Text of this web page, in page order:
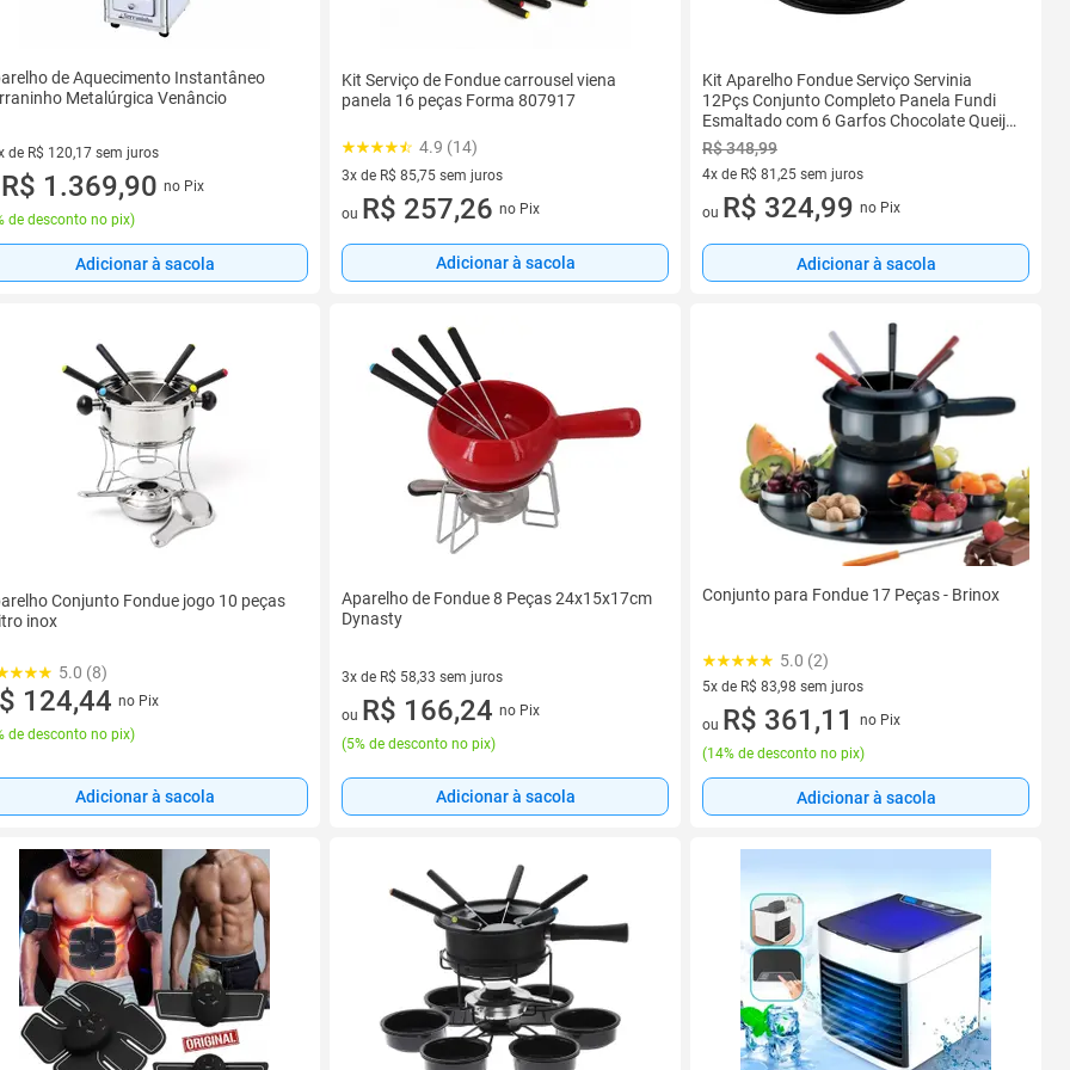
de Aquecimento Instantâneo
Metalúrgica Venâncio
de R$ 120,17 sem juros
vez de R$ 120,17 sem juros
R$ 1.369,90 no Pix
de desconto no pix)
Adicionar à sacola
Kit Serviço de Fondue carrousel viena
panela 16 peças Forma 807917
4.9 (14)
3x de R$ 85,75 sem juros
3 vez de R$ 85,75 sem juros
ou R$ 257,26 no Pix
Adicionar à sacola
Kit Aparelho Fondue Serviço Servinia
12Pçs Conjunto Completo Panela Fundi
Esmaltado com 6 Garfos Chocolate Queijo
Carnes
R$ 348,99
4x de R$ 81,25 sem juros
4 vez de R$ 81,25 sem juros
ou R$ 324,99 no Pix
Adicionar à sacola
Conjunto Fondue jogo 10 peças
inox
5.0 (8)
124,44 no Pix
de desconto no pix)
Adicionar à sacola
Aparelho de Fondue 8 Peças 24x15x17cm
Dynasty
3x de R$ 58,33 sem juros
3 vez de R$ 58,33 sem juros
ou R$ 166,24 no Pix
(5% de desconto no pix)
Adicionar à sacola
Conjunto para Fondue 17 Peças - Brinox
5.0 (2)
5x de R$ 83,98 sem juros
5 vez de R$ 83,98 sem juros
ou R$ 361,11
no Pix
(14% de desconto no pix)
Adicionar à sacola